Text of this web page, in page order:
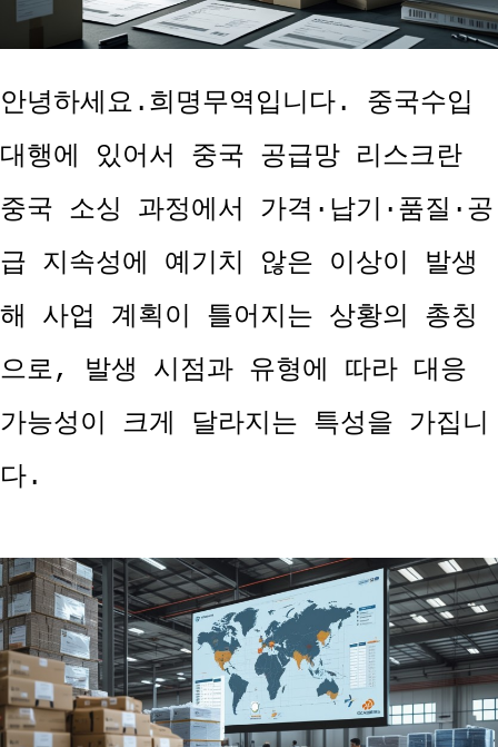
안녕하세요.희명무역입니다. 중국수입
대행에 있어서 중국 공급망 리스크란
중국 소싱 과정에서 가격·납기·품질·공
급 지속성에 예기치 않은 이상이 발생
해 사업 계획이 틀어지는 상황의 총칭
으로, 발생 시점과 유형에 따라 대응
가능성이 크게 달라지는 특성을 가집니
다.